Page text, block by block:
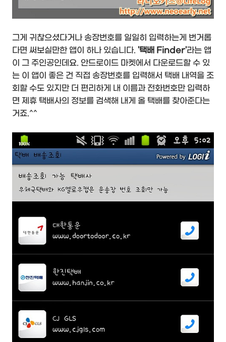
그게 귀찮으셨다거나 송장번호를 일일히 입력하는게 번거롭
다면 써보실만한 앱이 하나 있습니다. '택배 Finder'라는 앱
이 그 주인공인데요. 안드로이드 마켓에서 다운로드할 수 있
는 이 앱이 좋은 건 직접 송장번호를 입력해서 택배 내역을 조
회할 수도 있지만 더 편리하게 내 이름과 전화번호만 입력하
면 제휴 택배사의 정보를 검색해 내게 올 택배를 찾아준다는
거죠.^^